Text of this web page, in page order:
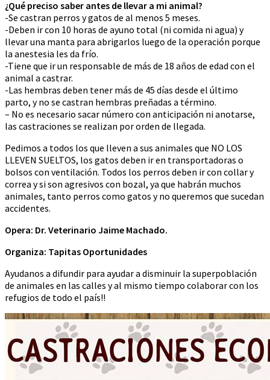
¿Qué preciso saber antes de llevar a mi animal?
-Se castran perros y gatos de al menos 5 meses.
-Deben ir con 10 horas de ayuno total (ni comida ni agua) y
llevar una manta para abrigarlos luego de la operación porque
la anestesia les da frío.
-Tiene que ir un responsable de más de 18 años de edad con el
animal a castrar.
-Las hembras deben tener más de 45 días desde el último
parto, y no se castran hembras preñadas a término.
– No es necesario sacar número con anticipación ni anotarse,
las castraciones se realizan por orden de llegada.
Pedimos a todos los que lleven a sus animales que NO LOS
LLEVEN SUELTOS, los gatos deben ir en transportadoras o
bolsos con ventilación. Todos los perros deben ir con collar y
correa y si son agresivos con bozal, ya que habrán muchos
animales, tanto perros como gatos y no queremos que sucedan
accidentes.
Opera: Dr. Veterinario Jaime Machado.
Organiza: Tapitas Oportunidades
Ayudanos a difundir para ayudar a disminuir la superpoblación
de animales en las calles y al mismo tiempo colaborar con los
refugios de todo el país!!